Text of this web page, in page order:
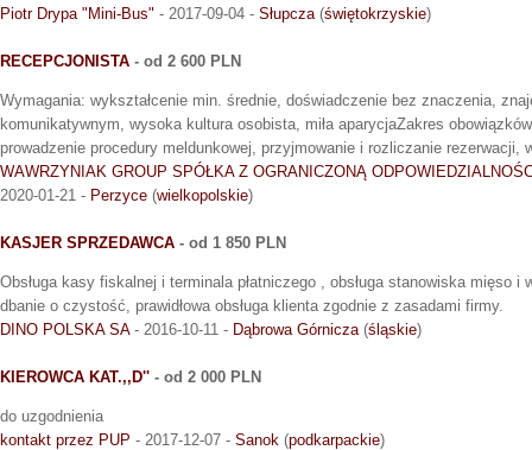
Piotr Drypa "Mini-Bus" - 2017-09-04 - Słupcza (świętokrzyskie)
RECEPCJONISTA - od 2 600 PLN
Wymagania: wykształcenie min. średnie, doświadczenie bez znaczenia,
komunikatywnym, wysoka kultura osobista, miła aparycjaZakres
prowadzenie procedury meldunkowej, przyjmowanie i rozliczanie rezerwacji,
WAWRZYNIAK GROUP SPÓŁKA Z OGRANICZONĄ
2020-01-21 - Perzyce (wielkopolskie)
KASJER SPRZEDAWCA - od 1 850 PLN
Obsługa kasy fiskalnej i terminala płatniczego , obsługa stanowiska mięso i
dbanie o czystość, prawidłowa obsługa klienta zgodnie z zasadami firmy.
DINO POLSKA SA- 2016-10-11 - Dąbrowa Górnicza (śląskie)
KIEROWCA KAT.,,D'' - od 2 000 PLN
do uzgodnienia
kontakt przez PUP - 2017-12-07 - Sanok (podkarpackie)